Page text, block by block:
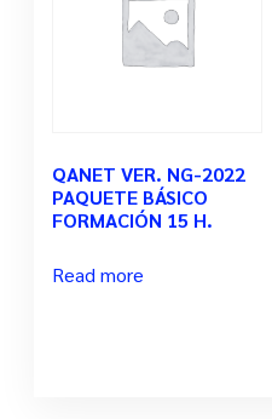
QANET VER. NG-2022
PAQUETE BÁSICO
FORMACIÓN 15 H.
Read more